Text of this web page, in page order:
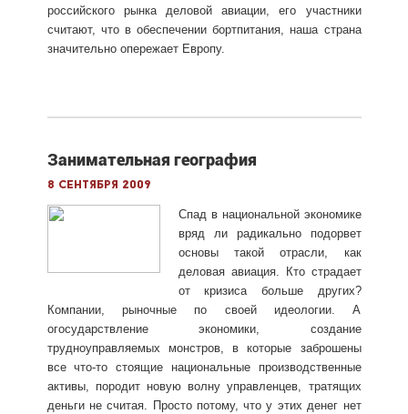
российского рынка деловой авиации, его участники
считают, что в обеспечении бортпитания, наша страна
значительно опережает Европу.
Занимательная география
8 сентября 2009
Спад в национальной экономике
вряд ли радикально подорвет
основы такой отрасли, как
деловая авиация. Кто страдает
от кризиса больше других?
Компании, рыночные по своей идеологии. А
огосударствление экономики, создание
трудноуправляемых монстров, в которые заброшены
все что-то стоящие национальные производственные
активы, породит новую волну управленцев, тратящих
деньги не считая. Просто потому, что у этих денег нет